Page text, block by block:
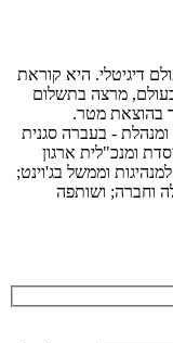
היא קוראת
מרצה בתשלום
מטר.
- בעברה סגנית
ארגון
וממשל בג'וינט;
ושותפה